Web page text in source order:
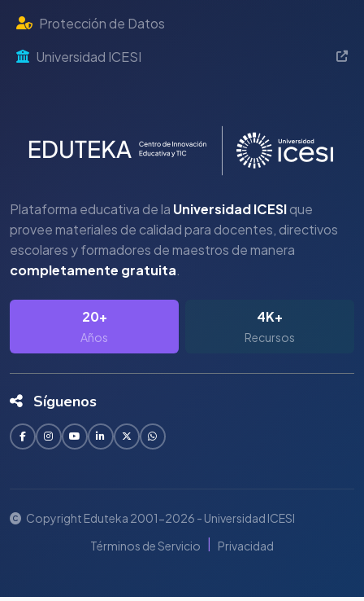
Protección de Datos
Universidad ICESI
Plataforma educativa de la Universidad ICESIque
provee materiales de calidad para docentes, directivos
escolares y formadores de maestros de manera
completamente gratuita.
20+
Años
4K+
Recursos
Síguenos
Copyright Eduteka 2001-2026 - Universidad ICESI
Términos de Servicio | Privacidad